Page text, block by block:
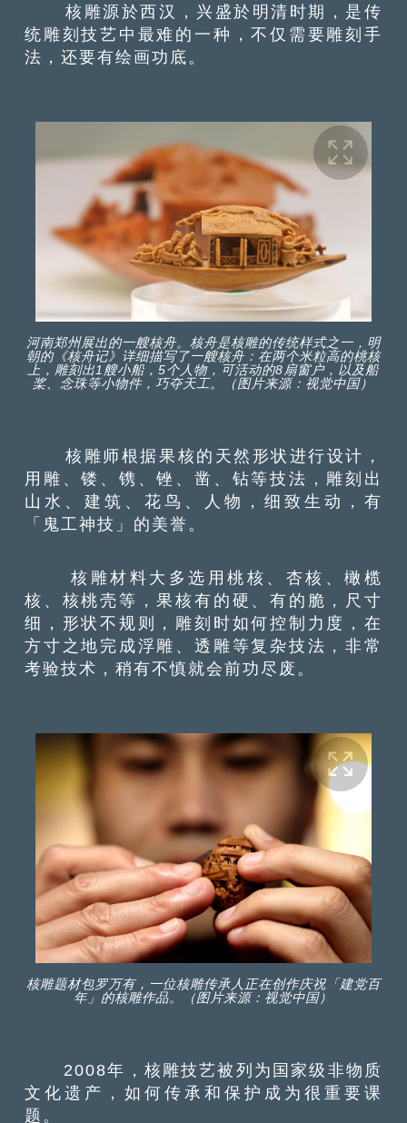
核雕源於西汉，兴盛於明清时期，是传
统雕刻技艺中最难的一种，不仅需要雕刻手
法，还要有绘画功底。
河南郑州展出的一艘核舟。核舟是核雕的传统样式之一，明
朝的《核舟记》详细描写了一艘核舟：在两个米粒高的桃核
上，雕刻出1艘小船，5个人物，可活动的8扇窗户，以及船
桨、念珠等小物件，巧夺天工。（图片来源：视觉中国）
核雕师根据果核的天然形状进行设计，
用雕、镂、镌、锉、凿、钻等技法，雕刻出
山水、建筑、花鸟、人物，细致生动，有
「鬼工神技」的美誉。
核雕材料大多选用桃核、杏核、橄榄
核、核桃壳等，果核有的硬、有的脆，尺寸
细，形状不规则，雕刻时如何控制力度，在
方寸之地完成浮雕、透雕等复杂技法，非常
考验技术，稍有不慎就会前功尽废。
核雕题材包罗万有，一位核雕传承人正在创作庆祝「建党百
年」的核雕作品。（图片来源：视觉中国）
2008年，核雕技艺被列为国家级非物质
文化遗产，如何传承和保护成为很重要课
题。